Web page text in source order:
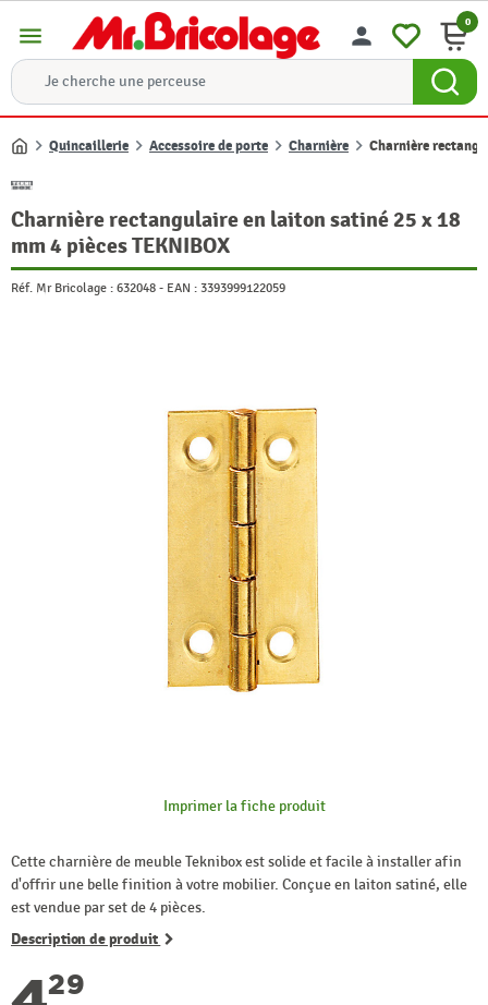
menu person 0
Accueil
Quincaillerie Accessoire de porte Charnière Charnière
Charnière rectangulaire en laiton satiné 25 x 18
mm 4 pièces TEKNIBOX
Réf. Mr Bricolage : 632048 - EAN : 3393999122059
Imprimer la fiche produit
Cette charnière de meuble Teknibox est solide et facile à installer afin
d'offrir une belle finition à votre mobilier. Conçue en laiton satiné, elle
est vendue par set de 4 pièces.
Description de produit
29